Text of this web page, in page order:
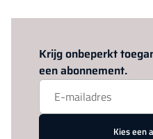
Krijg onbeperkt
een abonnement.
Kies een